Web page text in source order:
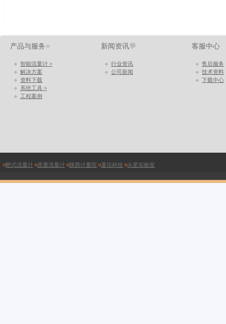
产品与服务⭐ 新闻资讯💬 客服中心
🔹 智能流量计 >
🔹 解决方案
🔹 资料下载
🔹 系统工具 >
🔹 工程案例
🔹 行业资讯
🔹 公司新闻
🔹 售后服务
🔹 技术资料
🔹 下载中心
◽靶式流量计 ◽质量流量计 ◽陕西计量院 ◽厦仪科技 ◽火星实验室